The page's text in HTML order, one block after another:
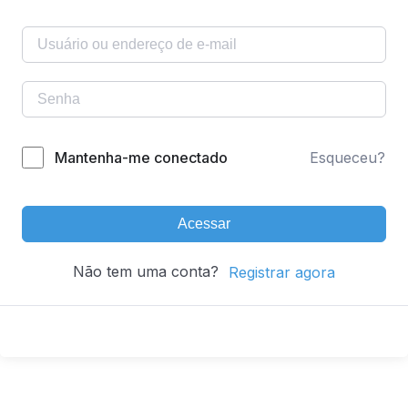
Mantenha-me conectado Esqueceu?
Acessar
Não tem uma conta? Registrar agora